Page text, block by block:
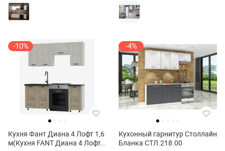
-10%
Кухня Фант Диана 4 Лофт 1,6
м(Кухня FANT Диана 4 Лофт
-4%
Кухонный гарнитур Столлайн
Бланка СТЛ.218.00